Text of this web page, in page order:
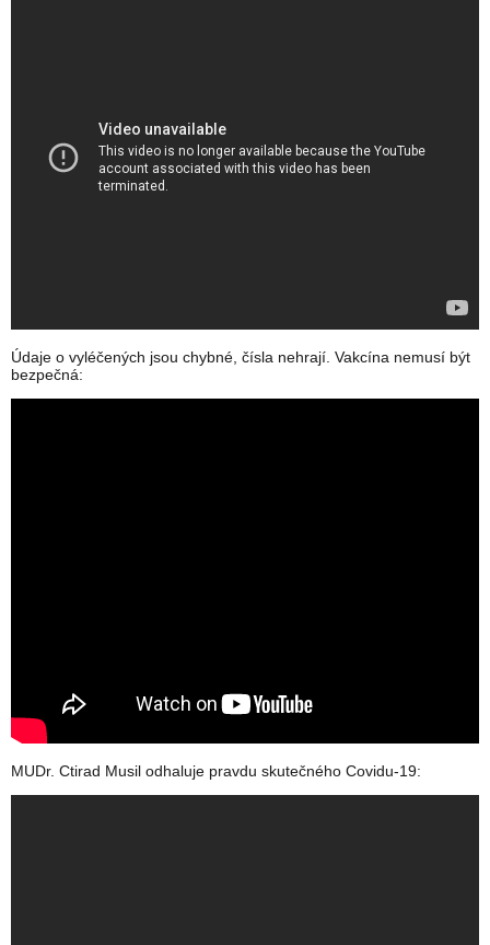
Údaje o vyléčených jsou chybné, čísla nehrají. Vakcína nemusí být
bezpečná:
MUDr. Ctirad Musil odhaluje pravdu skutečného Covidu-19: